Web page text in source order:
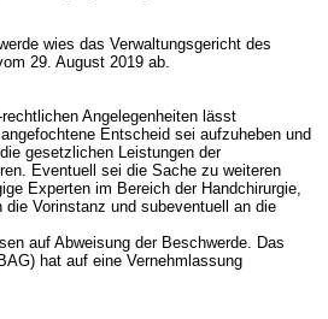
wies das Verwaltungsgericht des
29. August 2019 ab.
Angelegenheiten lässt
Entscheid sei aufzuheben und
gesetzlichen Leistungen der
Eventuell sei die Sache zu weiteren
Experten im Bereich der Handchirurgie,
die Vorinstanz und subeventuell an die
auf Abweisung der Beschwerde. Das
hat auf eine Vernehmlassung